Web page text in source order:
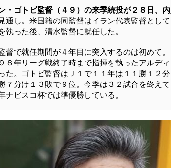
・ゴトビ監督（４９）の来季続投が２８日、内
通し。米国籍の同監督はイラン代表監督とし
執った後、清水監督に就任した。
督で就任期間が４年目に突入するのは初めて
８年リーグ戦終了時まで指揮を執ったアルデ
た。ゴトビ監督はＪ１で１１年は１１勝１２
７分け１３敗で９位。今季は３２試合を終え
ナビスコ杯では準優勝している。